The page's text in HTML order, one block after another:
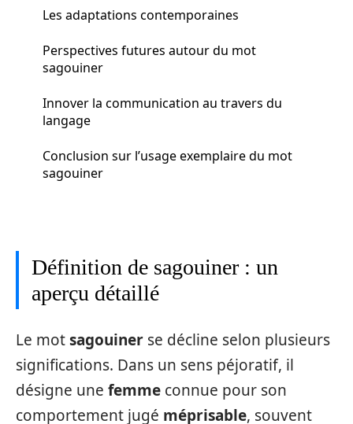
Les adaptations contemporaines
Perspectives futures autour du mot
sagouiner
Innover la communication au travers du
langage
Conclusion sur l’usage exemplaire du mot
sagouiner
Définition de sagouiner : un
aperçu détaillé
Le motsagouiner se décline selon plusieurs
significations. Dans un sens péjoratif, il
désigne une femme connue pour son
comportement jugé méprisable, souvent